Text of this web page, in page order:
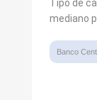
Tipo de
mediano
Banco